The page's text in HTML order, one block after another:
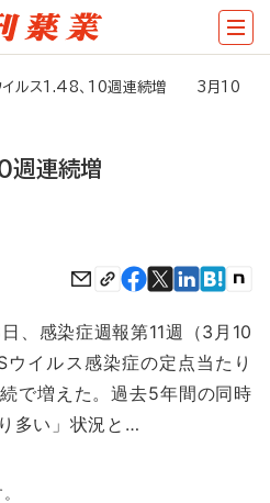
イルス1.48、10週連続増 3月10
週連続増
、感染症週報第11週（3月10
ウイルス感染症の定点当たり
で増えた。過去5年間の同時
多い」状況と…